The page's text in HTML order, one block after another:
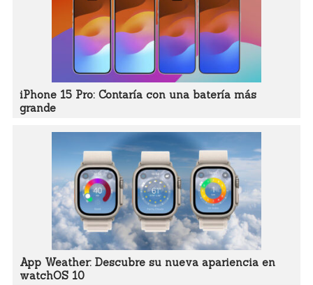
iPhone 15 Pro: Contaría con una batería más
grande
App Weather: Descubre su nueva apariencia en
watchOS 10